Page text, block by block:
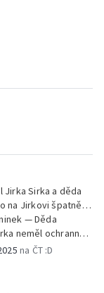
Sirka a děda
na Jirkovi špatně…
— Děda
neměl ochranné
pro
na ČT :D